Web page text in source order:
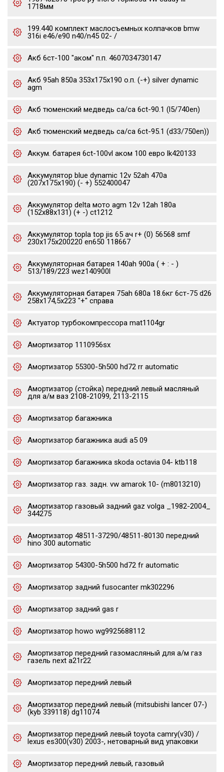
1718мм
199.440 комплект маслосъемных колпачков bmw
316i e46/e90 n40/n45 02- /
Акб 6ст-100 "аком" п.п. 4607034730147
Акб 95ah 850a 353x175x190 о.п. (-+) silver dynamic
agm
Акб тюменский медведь ca/ca 6ct-90.1 (l5/740en)
Акб тюменский медведь ca/ca 6ct-95.1 (d33/750en))
Аккум. батарея 6ct-100vl аком 100 евро lk420133
Аккумулятор blue dynamic 12v 52ah 470a
(207x175x190) (- +) 552400047
Аккумулятор delta мото agm 12v 12ah 180a
(152x88x131) (+ -) ct1212
Аккумулятор topla top jis 65 ач r+ (0) 56568 smf
230x175x200220 en650 118667
Аккумуляторная батарея 140ah 900a ( + : - )
513/189/223 wez140900l
Аккумуляторная батарея 75ah 680a 18.6кг 6ст-75 d26
258x174,5x223 "+" справа
Актуатор турбокомпрессора mat1104gr
Амортизатор 1110956sx
Амортизатор 55300-5h500 hd72 rr automatic
Амортизатор (стойка) передний левый масляный
для а/м ваз 2108-21099, 2113-2115
Амортизатор багажника
Амортизатор багажника audi a5 09
Амортизатор багажника skoda octavia 04- ktb118
Амортизатор газ. задн. vw amarok 10- (m8013210)
Амортизатор газовый задний gaz volga _1982-2004_
344275
Амортизатор 48511-37290/48511-80130 передний
hino 300 automatic
Амортизатор 54300-5h500 hd72 fr automatic
Амортизатор задний fusocanter mk302296
Амортизатор задний gas r
Амортизатор howo wg9925688112
Амортизатор передний газомасляный для а/м газ
газель next a21r22
Амортизатор передний левый
Амортизатор передний левый (mitsubishi lancer 07-)
(kyb 339118) dg11074
Амортизатор передний левый toyota camry(v30) /
lexus es300(v30) 2003-, нетоварный вид упаковки
Амортизатор передний левый, газовый